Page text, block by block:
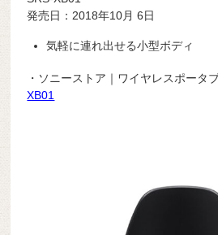
発売日：2018年10月 6日
気軽に連れ出せる小型ボディ
・ソニーストア｜ワイヤレスポータ
XB01